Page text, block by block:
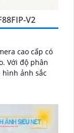
V2
cao cấp có
hình ảnh sắc